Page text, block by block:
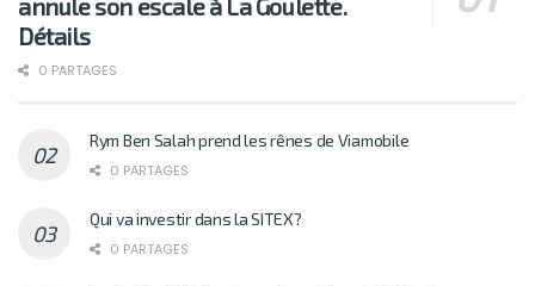
annule son escale à La Goulette.
Détails
0 PARTAGES
Rym Ben Salah prend les rênes de Viamobile
0 PARTAGES
Qui va investir dans la SITEX?
0 PARTAGES